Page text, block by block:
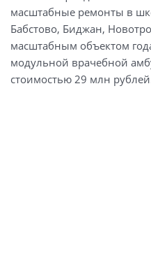
масштабные ремонты в
Бабстово, Биджан,
масштабным объектом
модульной врачебной
стоимостью 29 млн